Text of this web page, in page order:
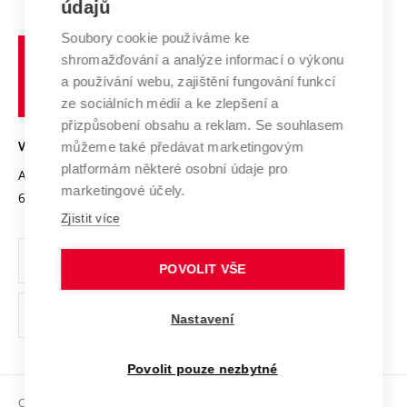
Systém zajišťování kvality výzkumu
Výzkumné infrastruktury
Transfer znalostí
Open Science
Projekty
Projekty ze strukturálních fondů
Specifický výzkum
Zahraniční spolupráce
Spolupráce se školami
Služby univerzity
Mezinárodní dohody
Univerzitní sítě
Profil univerzity
Udržitelná univerzita
Podnikavá univerzita / ContriBUTe
Bezpečná univerzita
Vyznamenání
Organizační struktura
Ochrana osobních údajů
odkaz)
učení
technické
VYSOKÉ UČENÍ TECHNICKÉ V BRNĚ
Antonínská 548/1
602 00 Brno
www.vut.cz
vut@vutbr.cz
Copyright © 2026 VUT
údajů
Soubory cookie používáme ke
shromažďování a analýze informací o výkonu
a používání webu, zajištění fungování funkcí
ze sociálních médií a ke zlepšení a
přizpůsobení obsahu a reklam. Se souhlasem
můžeme také předávat marketingovým
platformám některé osobní údaje pro
marketingové účely.
Zjistit více
POVOLIT VŠE
Nastavení
Povolit pouze nezbytné